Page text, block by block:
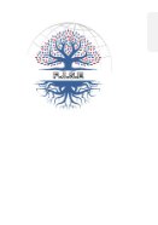
contenu